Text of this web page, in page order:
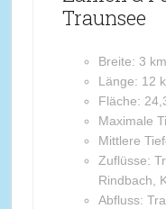
Traunsee
Breite: 3 km
Länge: 12
Fläche:
Maximale
Mittlere
Zuflüsse:
Rindbach,
Abfluss: